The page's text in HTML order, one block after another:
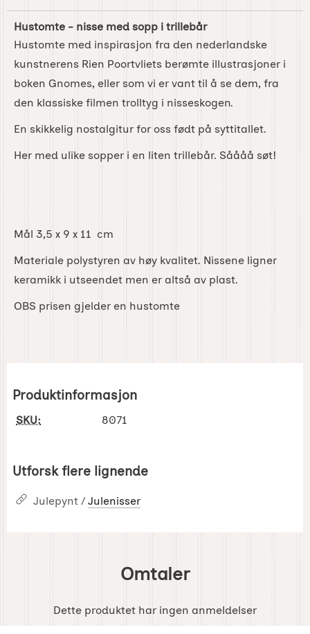
Hustomte - nisse med sopp i trillebår
Hustomte med inspirasjon fra den nederlandske
kunstnerens Rien Poortvliets berømte illustrasjoner i
boken Gnomes, eller som vi er vant til å se dem, fra
den klassiske filmen trolltyg i nisseskogen.
En skikkelig nostalgitur for oss født på syttitallet.
Her med ulike sopper i en liten trillebår. Såååå søt!
Mål 3,5 x 9 x 11 cm
Materiale polystyren av høy kvalitet. Nissene ligner
keramikk i utseendet men er altså av plast.
OBS prisen gjelder en hustomte
Produktinformasjon
SKU: 8071
Utforsk flere lignende
Julepynt / Julenisser
Omtaler
Dette produktet har ingen anmeldelser